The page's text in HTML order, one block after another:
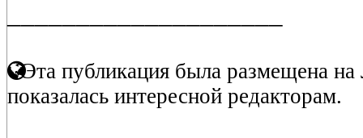
Эта публикация была размещена на
показалась интересной редакторам.